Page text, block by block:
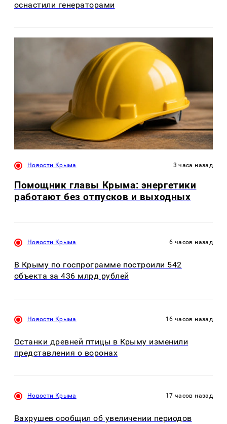
оснастили генераторами
Новости Крыма 3 часа назад
Помощник главы Крыма: энергетики
работают без отпусков и выходных
Новости Крыма 6 часов назад
В Крыму по госпрограмме построили 542
объекта за 436 млрд рублей
Новости Крыма 16 часов назад
Останки древней птицы в Крыму изменили
представления о воронах
Новости Крыма 17 часов назад
Вахрушев сообщил об увеличении периодов